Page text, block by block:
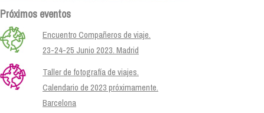
Próximos eventos
Encuentro Compañeros de viaje.
23-24-25 Junio 2023. Madrid
Taller de fotografía de viajes.
Calendario de 2023 próximamente.
Barcelona